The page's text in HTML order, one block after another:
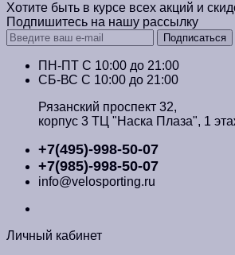
Хотите быть в курсе всех акций и
Подпишитесь на нашу рассылку
Подписаться
ПН-ПТ C 10:00 до 21:00
СБ-ВС С 10:00 до 21:00
Рязанский проспект 32,
корпус 3 ТЦ "Наска Плаза", 1
+7(495)-998-50-07
+7(985)-998-50-07
info@velosporting.ru
Личный кабинет